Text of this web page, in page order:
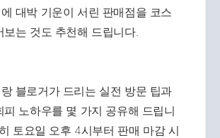
대박 기운이 서린 판매점을 코스
보는 것도 추천해 드립니다.
블로거가 드리는 실전 방문 팁과
피 노하우를 몇 가지 공유해 드립니
토요일 오후 4시부터 판매 마감 시